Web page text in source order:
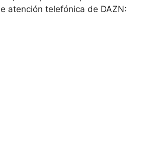
atención telefónica de DAZN: